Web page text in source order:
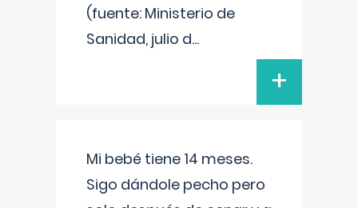
(fuente: Ministerio de
Sanidad, julio d...
+
Mi bebé tiene 14 meses.
Sigo dándole pecho pero